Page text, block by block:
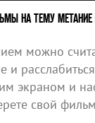
НА ТЕМУ
можно
и
экраном и
свой